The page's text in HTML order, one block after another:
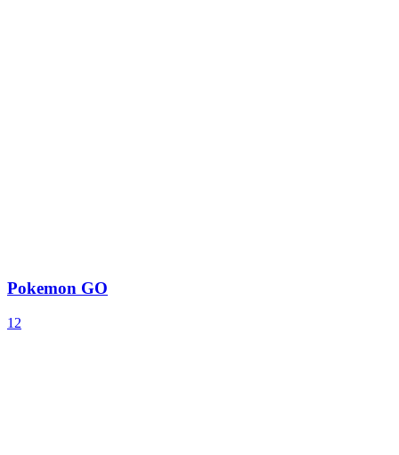
Pokemon GO
12